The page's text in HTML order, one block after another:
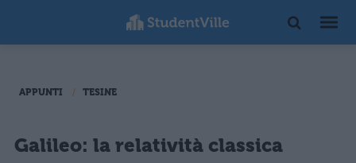
APPUNTI TESINE
Galileo: la relatività classica